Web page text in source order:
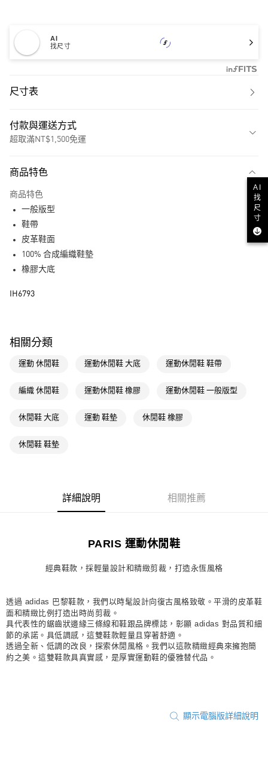
AI
找尺寸
尺寸表
付款與運送方式
超取滿NT$1,500免運
LINE Pay
全家取貨付款
付款後全家取貨
每筆NT$80，滿NT$1,500(含以上)免運費
付款後萊爾富取貨
7-11取貨付款
每筆NT$80，滿NT$1,500(含以上)免運費
每筆NT$80，滿NT$1,500(含以上)免運費
付款後門市自取
商品特色
商品特色
一般版型
鞋帶
皮革鞋面
100% 合成編織鞋墊
橡膠大底
IH6793
相關分類
運動 休閒鞋 運動休閒鞋 大底 運動休閒鞋 鞋帶
編織 休閒鞋 運動休閒鞋 橡膠 運動休閒鞋 一般版型
休閒鞋 大底 運動 鞋墊 休閒鞋 橡膠
休閒鞋 鞋墊
詳細說明 相關推薦
PARIS 運動休閒鞋
經典鞋款，採輕量設計和精緻剪裁，打造永恆風格
透過 adidas 巴黎鞋款，我們以時髦設計向復古風格致敬。平滑的皮革鞋
面和精緻比例打造出時尚剪裁。
具代表性的鋸齒狀邊緣三條線和鞋跟品牌標誌，彰顯 adidas 對品質和細
節的承諾。具低調感，這雙鞋款輕量且穿著舒適。
透過全新、低調的改良，探索休閒風格。我們以這款精緻經典來擁抱簡
約之美。這雙鞋款具真實感，是厚實運動鞋的優雅替代品。
顯示電腦版詳細說明
AI
找
尺
寸